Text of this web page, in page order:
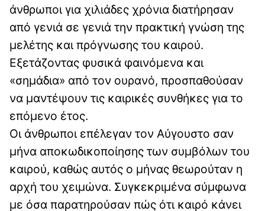
άνθρωποι για χιλιάδες χρόνια διατήρησαν
από γενιά σε γενιά την πρακτική γνώση της
μελέτης και πρόγνωσης του καιρού.
Εξετάζοντας φυσικά φαινόμενα και
«σημάδια» από τον ουρανό, προσπαθούσαν
να μαντέψουν τις καιρικές συνθήκες για το
επόμενο έτος.
Οι άνθρωποι επέλεγαν τον Αύγουστο σαν
μήνα αποκωδικοποίησης των συμβόλων του
καιρού, καθώς αυτός ο μήνας θεωρούταν η
αρχή του χειμώνα. Συγκεκριμένα σύμφωνα
με όσα παρατηρούσαν πώς ότι καιρό κάνει